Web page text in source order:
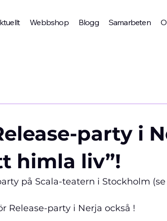
Webbshop Blogg Samarbeten
party i
himla liv”!
på Scala-teatern i Stockholm
Release-party i Nerja också !